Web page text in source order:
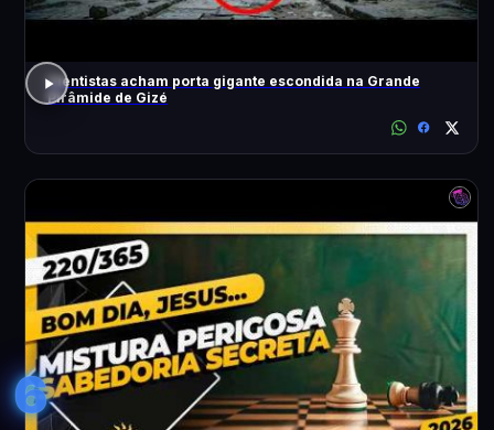
Cientistas acham porta gigante escondida na Grande
Pirâmide de Gizé
6